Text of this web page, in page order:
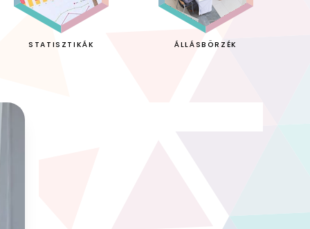
STATISZTIKÁK ÁLLÁSBÖRZÉK